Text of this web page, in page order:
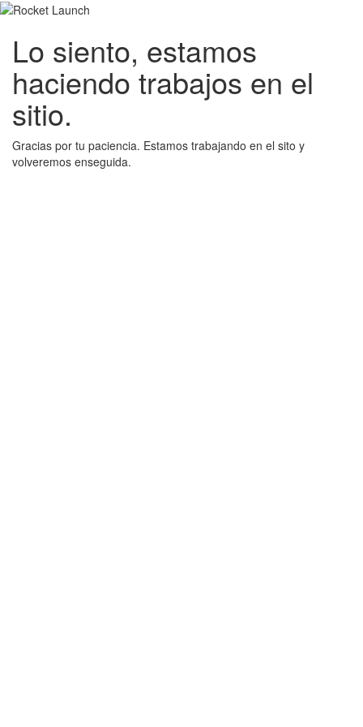
Lo siento, estamos
haciendo trabajos en el
sitio.
Gracias por tu paciencia. Estamos trabajando en el sito y
volveremos enseguida.